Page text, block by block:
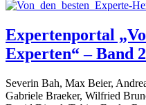
Expertenportal
Experten“ – Band 2
Severin Bah, Max Beier,
Gabriele Braeker, Wilfried